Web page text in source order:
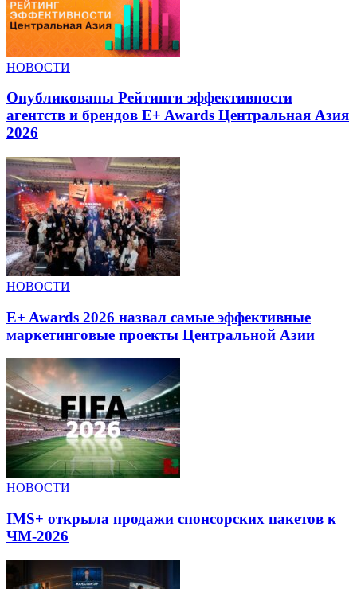
НОВОСТИ
Опубликованы Рейтинги эффективности
агентств и брендов E+ Awards Центральная Азия
2026
НОВОСТИ
E+ Awards 2026 назвал самые эффективные
маркетинговые проекты Центральной Азии
НОВОСТИ
IMS+ открыла продажи спонсорских пакетов к
ЧМ-2026